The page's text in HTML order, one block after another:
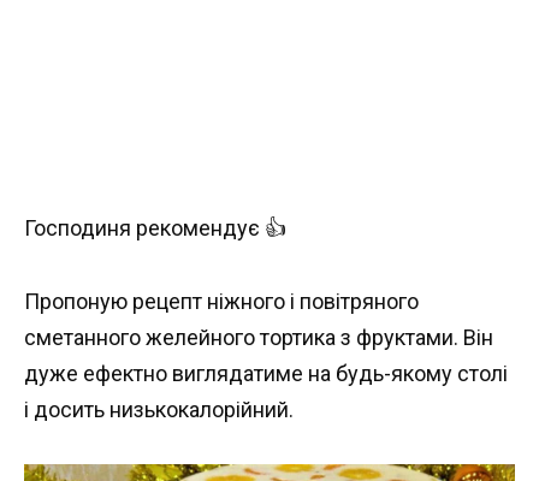
Господиня рекомендує 👍
Пропоную рецепт ніжного і повітряного
сметанного желейного тортика з фруктами. Він
дуже ефектно виглядатиме на будь-якому столі
і досить низькокалорійний.